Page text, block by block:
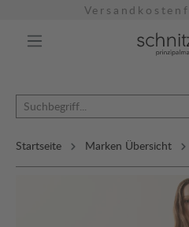
Startseite Marken Übersicht